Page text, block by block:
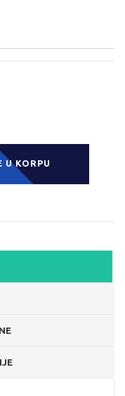
U KORPU